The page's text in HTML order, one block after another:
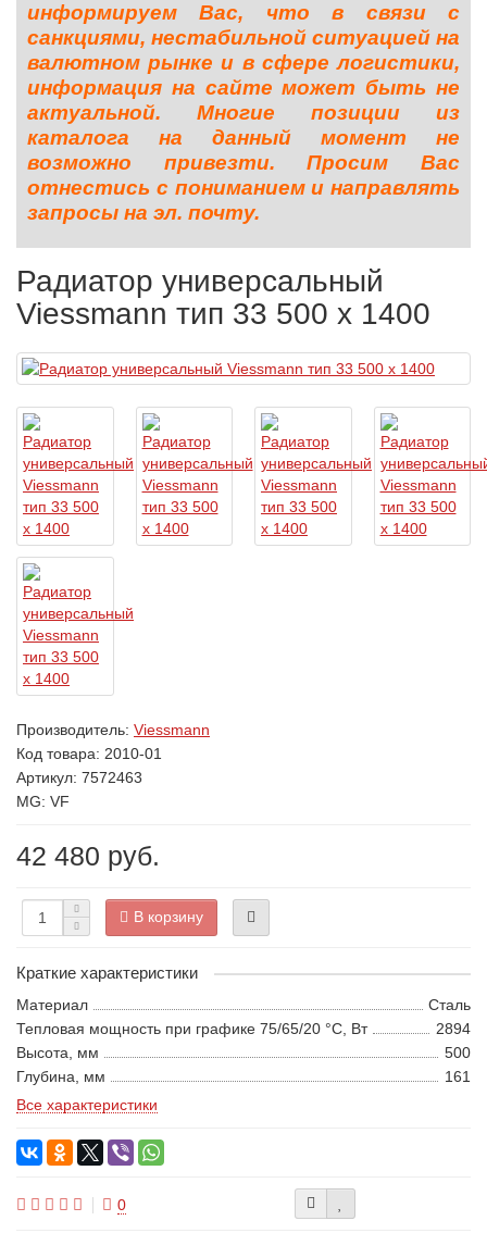
информируем Вас, что в связи с
санкциями, нестабильной ситуацией на
валютном рынке и в сфере логистики,
информация на сайте может быть не
актуальной. Многие позиции из
каталога на данный момент не
возможно привезти. Просим Вас
отнестись с пониманием и направлять
запросы на эл. почту.
Радиатор универсальный
Viessmann тип 33 500 x 1400
Производитель: Viessmann
Код товара: 2010-01
Артикул: 7572463
MG: VF
42 480 руб.
В корзину
Краткие характеристики
Материал
Сталь
Тепловая мощность при графике 75/65/20 °С, Вт
2894
Высота, мм
500
Глубина, мм
161
Все характеристики
0